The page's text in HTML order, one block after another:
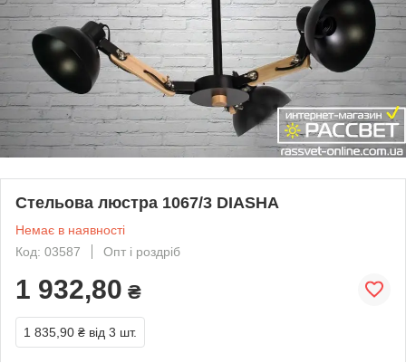
Стельова люстра 1067/3 DIASHA
Немає в наявності
Код: 03587
Опт і роздріб
1 932,80 ₴
1 835,90 ₴ від 3 шт.